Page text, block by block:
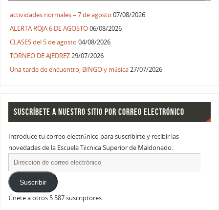
actividades normales – 7 de agosto 07/08/2026
ALERTA ROJA 6 DE AGOSTO06/08/2026
CLASES del 5 de agosto 04/08/2026
TORNEO DE AJEDREZ29/07/2026
Una tarde de encuentro, BINGO y música27/07/2026
SUSCRÍBETE A NUESTRO SITIO POR CORREO ELECTRÓNICO
Introduce tu correo electrónico para suscribirte y recibir las
novedades de la Escuela Técnica Superior de Maldonado.
Suscribir
Únete a otros 5.587 suscriptores